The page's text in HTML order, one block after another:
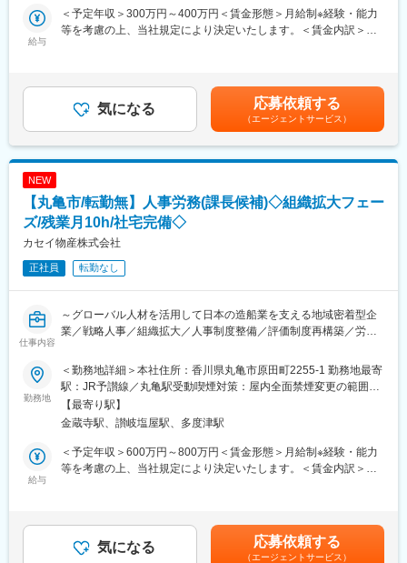
カーディーラーなど。アパレルや飲食店、化粧品販売から転職を
した女性社員も活躍中です！
名刺交換や電話対応など社会人の基礎ビジネスマナーから業務に
使用するパソコン操作や専門用語などは座学の研修でしっかり学
ぶことができます。また、実際の業務においても座学だけではな
く、研修センターで研修を受け、実務をおこなっていただきま
まずは先輩の業務の補助からスタート頂き、慣れてきたら少しず
つメイン業務をお任せしていきます。当社は資格取得支援もおこ
なっている事から、働きながら資格を取得する事も可能です。そ
して、技術者だけではなく現場での経験を活かして研修担当や本
社の事務職にキャリアチェンジする事も可能です。。
的に業務を進められる環境で、これまでの経理経験を発揮してい
ただけます。
は対応が難しくなっており、人事労務面の整理や新たな仕組み構
築が必要となっています。そのため、現課長の補佐役として課題
解決を推進いただける方を募集します。
を利用した経費精算や業者への支払処理など、会社運営を支える
経理業務全般を担当いただきます。
また、小口現金の管理や決算業務にも携わっていただきます。
次の決算対応まで幅広い業務に関わることができる環境です。
連携しながら業務を進める場面も多く、正確性だけでなく期日を
意識した業務遂行力も重要となります。これまで培った経理知識
として活躍いただくことを期待しています。
■業務の魅力：
・請求書作成から支払処理、経費精算、小口現金管理、決算業務
・少人数体制のため、担当業務を主体的に進めながら経理として
の専門性を発揮できます。
◎本社勤務で転勤なし
給与
＜予定年収＞300万円～400万円＜賃金形態＞月給制※経験・能力
等を考慮の上、当社規定により決定いたします。＜賃金内訳＞月
目安の金額であり、選考を通じて上下する可能性があります。月
給(月額)は固定手当を含めた表記です。
気になる 応募依頼する
（エージェントサービス）
NEW
【丸亀市/転勤無】人事労務(課長候補)◇組織拡大フェー
ズ/残業月10h/社宅完備◇
カセイ物産株式会社
正社員 転勤なし
仕事内容
～グローバル人材を活用して日本の造船業を支える地域密着型企
業／戦略人事／組織拡大／人事制度整備／評価制度再構築／労務
■業務概要：
人事職(課長補佐)として、日常的な人事労務業務に加え、経営計画
の実現を支える戦略人事領域を担当していただきます。
ミッションは、課長と連携しながら人事労務面の課題を整理し、
改善施策を企画・推進することです。
■募集背景：
解決を推進いただける方を募集します。
勤務地
＜勤務地詳細＞本社住所：香川県丸亀市原田町2255-1 勤務地最寄
駅：JR予讃線／丸亀駅受動喫煙対策：屋内全面禁煙変更の範囲：
無【最寄り駅】
金蔵寺駅、讃岐塩屋駅、多度津駅
給与
＜予定年収＞600万円～800万円＜賃金形態＞月給制※経験・能力
等を考慮の上、当社規定により決定いたします。＜賃金内訳＞月
目安の金額であり、選考を通じて上下する可能性があります。月
給(月額)は固定手当を含めた表記です。
気になる 応募依頼する
（エージェントサービス）